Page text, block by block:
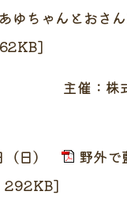
ゆちゃんとおさ
式会社
日）
野外で
292KB]